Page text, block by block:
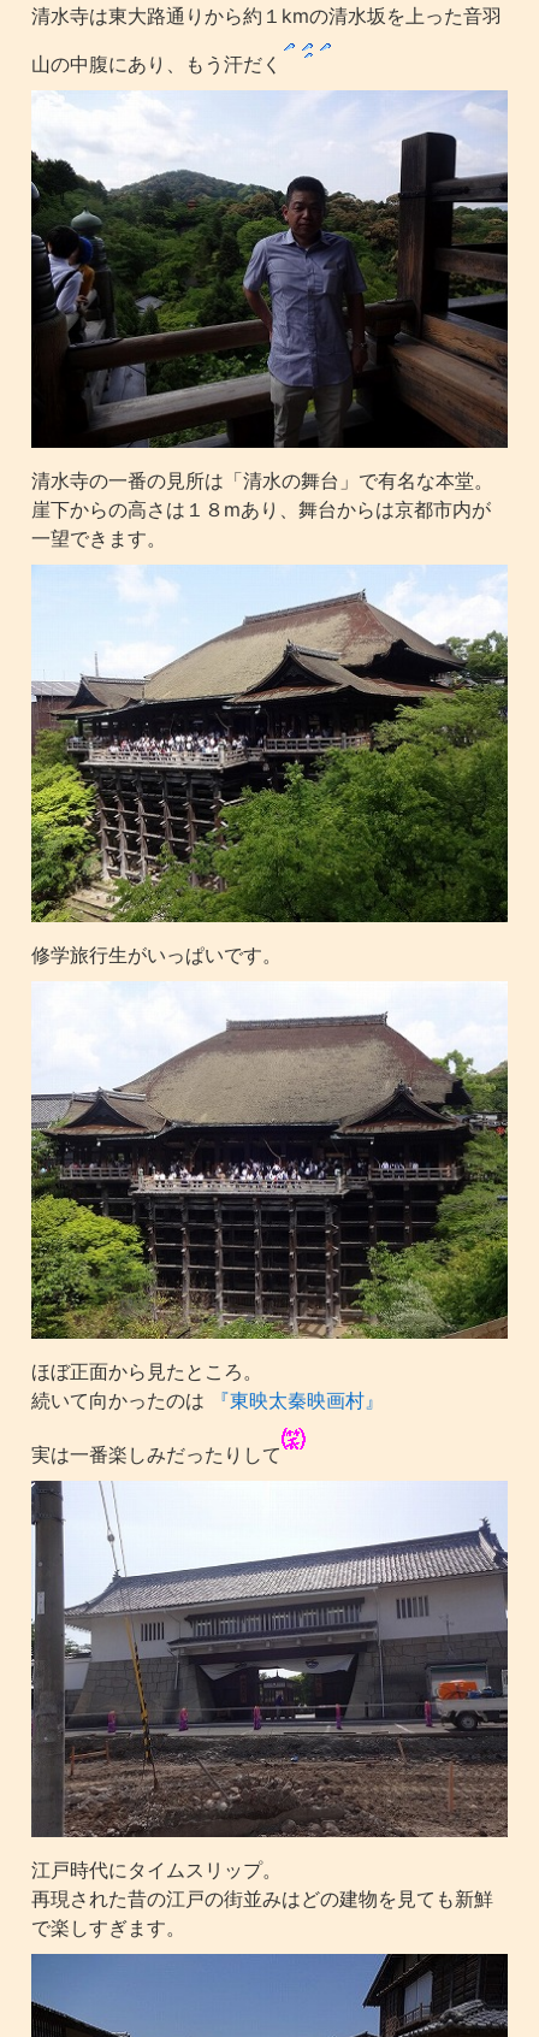
清水寺は東大路通りから約１kmの清水坂を上った音羽
山の中腹にあり、もう汗だく
清水寺の一番の見所は「清水の舞台」で有名な本堂。
崖下からの高さは１８mあり、舞台からは京都市内が
一望できます。
修学旅行生がいっぱいです。
ほぼ正面から見たところ。
続いて向かったのは 『東映太秦映画村』
実は一番楽しみだったりして
江戸時代にタイムスリップ。
再現された昔の江戸の街並みはどの建物を見ても新鮮
で楽しすぎます。